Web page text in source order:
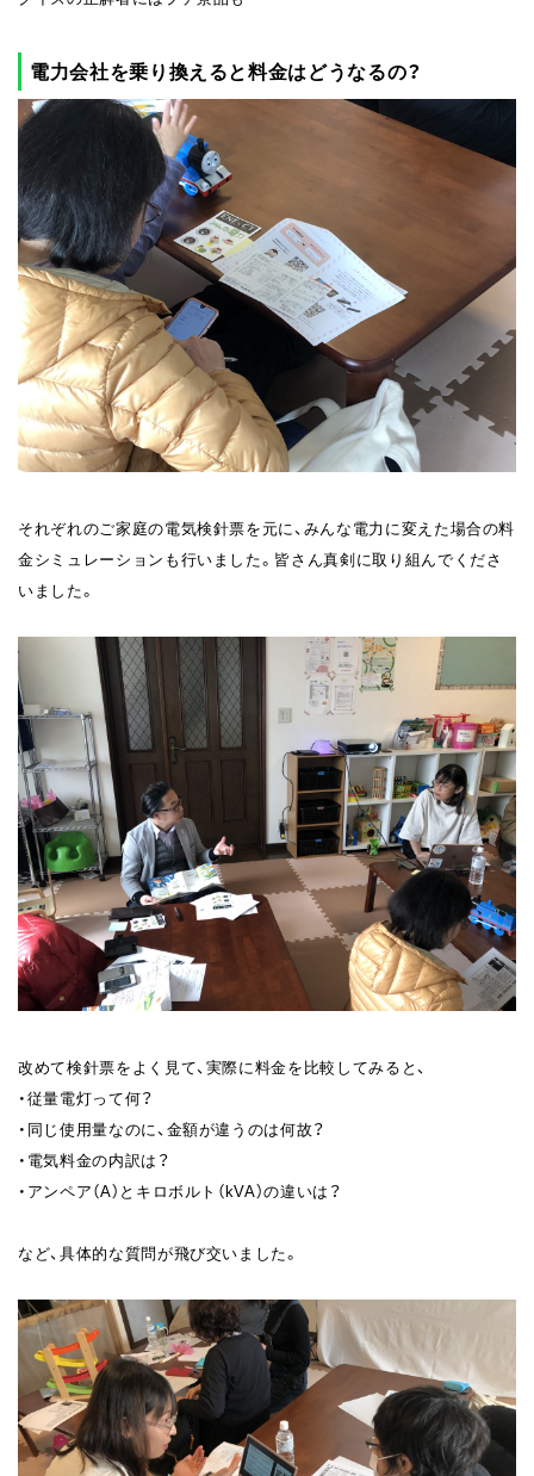
電力会社を乗り換えると料金はどうなるの？
それぞれのご家庭の電気検針票を元に、みんな電力に変えた場合の料
金シミュレーションも行いました。皆さん真剣に取り組んでくださ
いました。
改めて検針票をよく見て、実際に料金を比較してみると、
・従量電灯って何？
・同じ使用量なのに、金額が違うのは何故？
・電気料金の内訳は？
・アンペア（A）とキロボルト（kVA）の違いは？
など、具体的な質問が飛び交いました。